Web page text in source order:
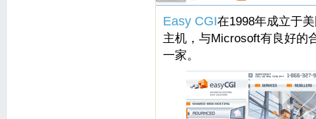
Easy CGI在1998年成立于
主机，与Microsoft有良好的
一家。